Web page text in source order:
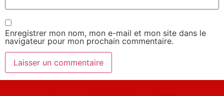
Enregistrer mon nom, mon e-mail et mon site dans le
navigateur pour mon prochain commentaire.